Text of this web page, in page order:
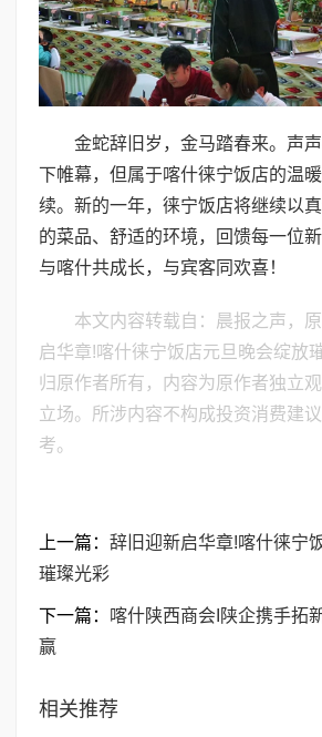
金蛇辞旧岁，金马踏春来。声
下帷幕，但属于喀什徕宁饭店的温
续。新的一年，徕宁饭店将继续以
的菜品、舒适的环境，回馈每一位新
与喀什共成长，与宾客同欢喜！
本文内容转载自：晨报之声，
启华章!喀什徕宁饭店元旦晚会绽放
归原作者所有，内容为原作者独立
立场。所涉内容不构成投资消费建
考。
上一篇： 辞旧迎新启华章!喀什徕宁
璀璨光彩
下一篇：
喀什陕西商会I陕企携手拓
赢
相关推荐